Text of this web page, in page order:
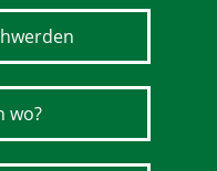
wo?